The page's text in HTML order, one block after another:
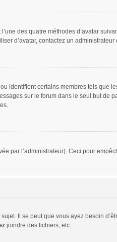
des quatre méthodes d’avatar
d’avatar, contactez un administrateur
identifient certains membres tels que
sur le forum dans le seul but
par l’administrateur). Ceci pour
Il se peut que vous ayez besoin
joindre des fichiers, etc.